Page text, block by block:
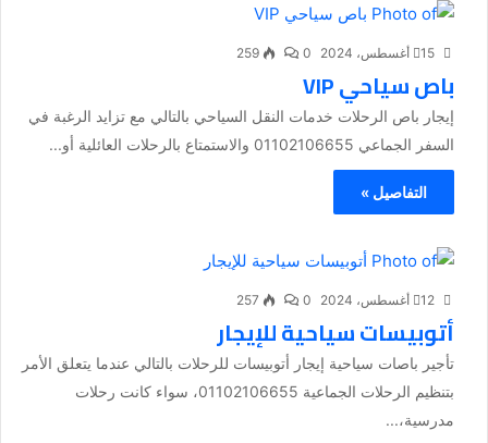
15 أغسطس، 2024 0
259
باص سياحي VIP
إيجار باص الرحلات خدمات النقل السياحي بالتالي مع تزايد الرغبة في
السفر الجماعي 01102106655 والاستمتاع بالرحلات العائلية أو...
التفاصيل »
12 أغسطس، 2024 0
257
أتوبيسات سياحية للإيجار
تأجير باصات سياحية إيجار أتوبيسات للرحلات بالتالي عندما يتعلق الأمر
بتنظيم الرحلات الجماعية 01102106655، سواء كانت رحلات
مدرسية،...